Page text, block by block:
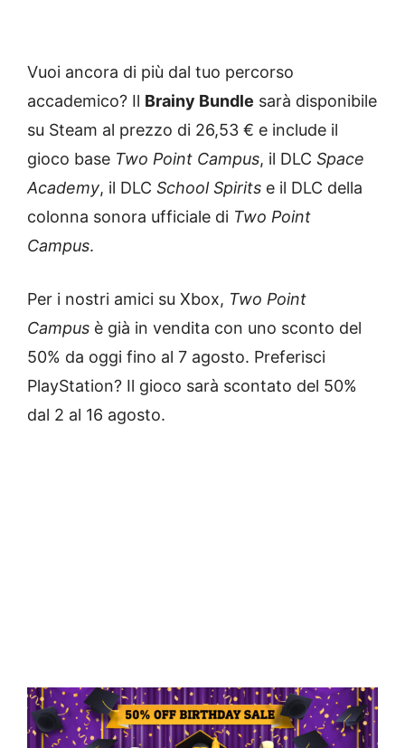
Vuoi ancora di più dal tuo percorso
accademico? Il Brainy Bundle sarà disponibile
su Steam al prezzo di 26,53 € e include il
gioco base Two Point Campus, il DLC Space
Academy, il DLC School Spirits e il DLC della
colonna sonora ufficiale di Two Point
Campus.
Per i nostri amici su Xbox, Two Point
Campus è già in vendita con uno sconto del
50% da oggi fino al 7 agosto. Preferisci
PlayStation? Il gioco sarà scontato del 50%
dal 2 al 16 agosto.